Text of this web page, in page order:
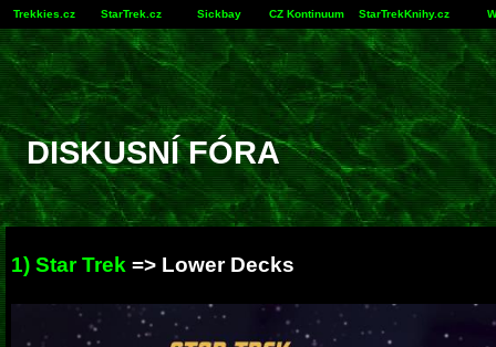
Trekkies.cz StarTrek.cz Sickbay CZ Kontinuum StarTrekKnihy.cz
DISKUSNÍ FÓRA
1) Star Trek => Lower Decks